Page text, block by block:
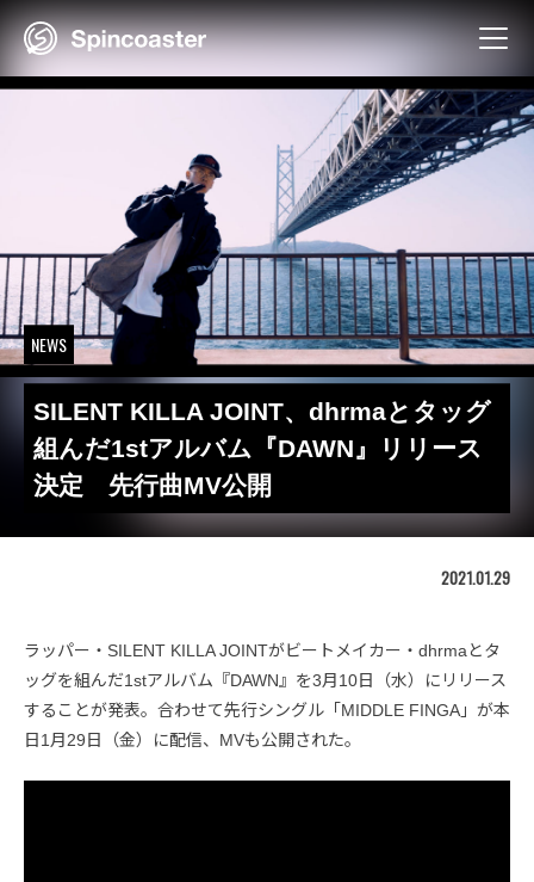
Skip
to
NEWS
SILENT KILLA JOINT、dhrmaとタッグ
組んだ1stアルバム『DAWN』リリース
決定 先行曲MV公開
2021.01.29
ラッパー・SILENT KILLA JOINTがビートメイカー・dhrmaとタ
ッグを組んだ1stアルバム『DAWN』を3月10日（水）にリリース
することが発表。合わせて先行シングル「MIDDLE FINGA」が本
日1月29日（金）に配信、MVも公開された。